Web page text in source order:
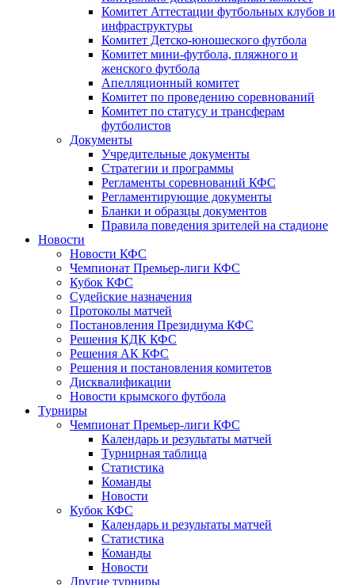
Комитет Аттестации футбольных клубов и
инфраструктуры
Комитет Детско-юношеского футбола
Комитет мини-футбола, пляжного и
женского футбола
Апелляционный комитет
Комитет по проведению соревнований
Комитет по статусу и трансферам
футболистов
Документы
Учредительные документы
Стратегии и программы
Регламенты соревнований КФС
Регламентирующие документы
Бланки и образцы документов
Правила поведения зрителей на стадионе
Новости
Новости КФС
Чемпионат Премьер-лиги КФС
Кубок КФС
Судейские назначения
Протоколы матчей
Постановления Президиума КФС
Решения КДК КФС
Решения АК КФС
Решения и постановления комитетов
Дисквалификации
Новости крымского футбола
Турниры
Чемпионат Премьер-лиги КФС
Календарь и результаты матчей
Турнирная таблица
Статистика
Команды
Новости
Кубок КФС
Календарь и результаты матчей
Статистика
Команды
Новости
Другие турниры